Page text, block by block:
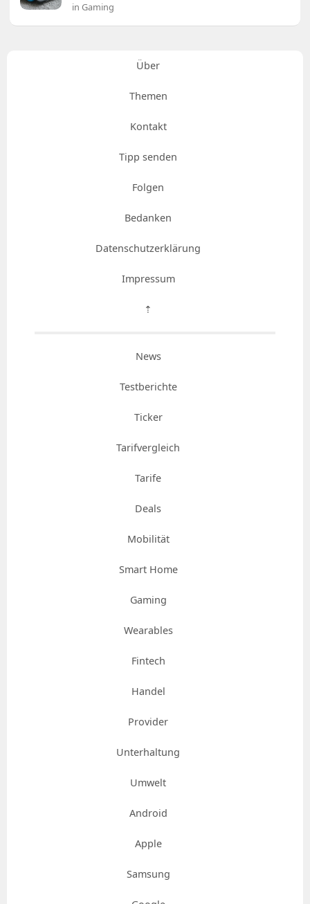
in Gaming
Über
Themen
Kontakt
Tipp senden
Folgen
Bedanken
Datenschutzerklärung
Impressum
⇡
News
Testberichte
Ticker
Tarifvergleich
Tarife
Deals
Mobilität
Smart Home
Gaming
Wearables
Fintech
Handel
Provider
Unterhaltung
Umwelt
Android
Apple
Samsung